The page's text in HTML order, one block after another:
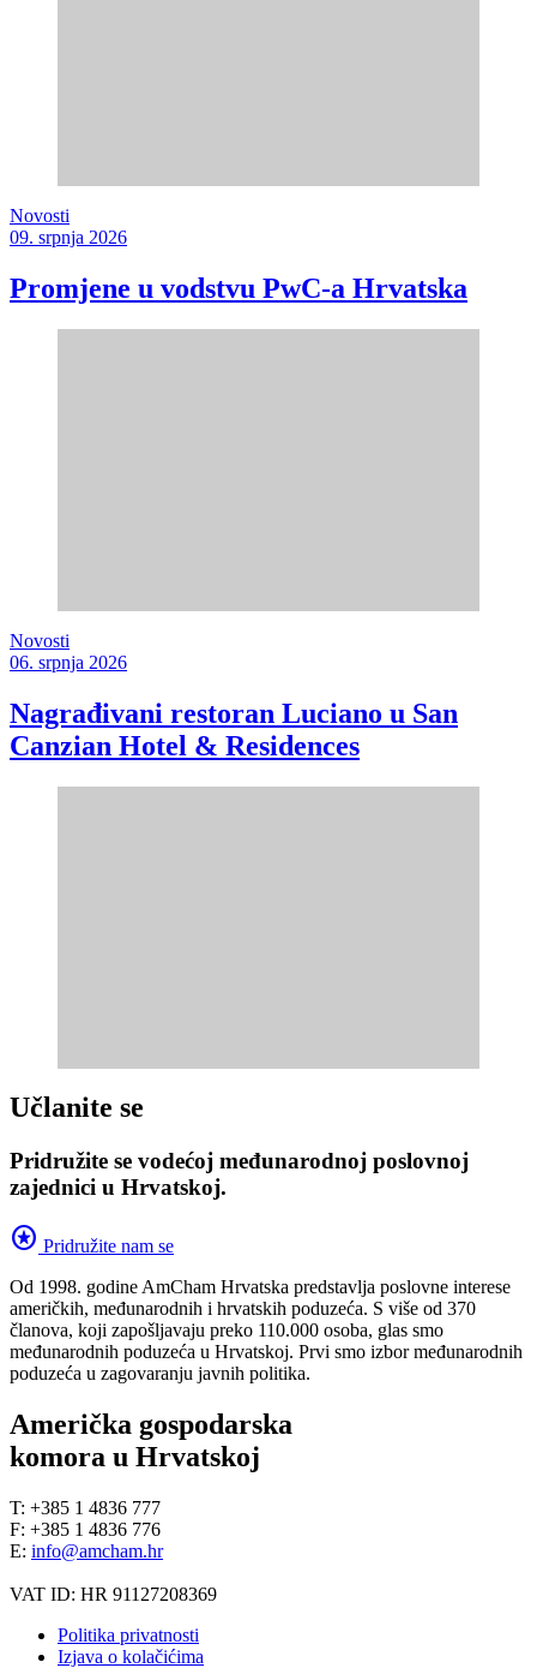
Novosti
09. srpnja 2026
Promjene u vodstvu PwC-a Hrvatska
Novosti
06. srpnja 2026
Nagrađivani restoran Luciano u San
Canzian Hotel & Residences
Učlanite se
Pridružite se vodećoj međunarodnoj poslovnoj
zajednici u Hrvatskoj.
stars Pridružite nam se
Od 1998. godine AmCham Hrvatska predstavlja poslovne interese
američkih, međunarodnih i hrvatskih poduzeća. S više od 370
članova, koji zapošljavaju preko 110.000 osoba, glas smo
međunarodnih poduzeća u Hrvatskoj. Prvi smo izbor međunarodnih
poduzeća u zagovaranju javnih politika.
Američka gospodarska
komora u Hrvatskoj
T: +385 1 4836 777
F: +385 1 4836 776
E: info@amcham.hr
VAT ID: HR 91127208369
Politika privatnosti
Izjava o kolačićima